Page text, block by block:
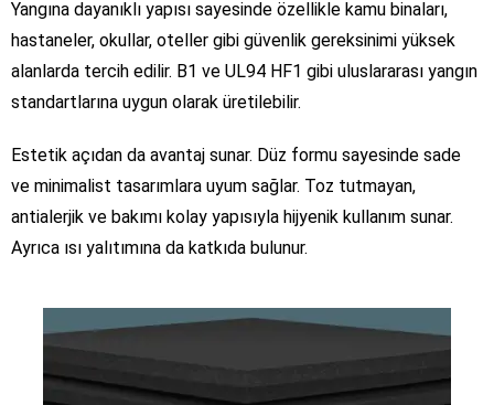
Yangına dayanıklı yapısı sayesinde özellikle kamu binaları,
hastaneler, okullar, oteller gibi güvenlik gereksinimi yüksek
alanlarda tercih edilir. B1 ve UL94 HF1 gibi uluslararası yangın
standartlarına uygun olarak üretilebilir.
Estetik açıdan da avantaj sunar. Düz formu sayesinde sade
ve minimalist tasarımlara uyum sağlar. Toz tutmayan,
antialerjik ve bakımı kolay yapısıyla hijyenik kullanım sunar.
Ayrıca ısı yalıtımına da katkıda bulunur.